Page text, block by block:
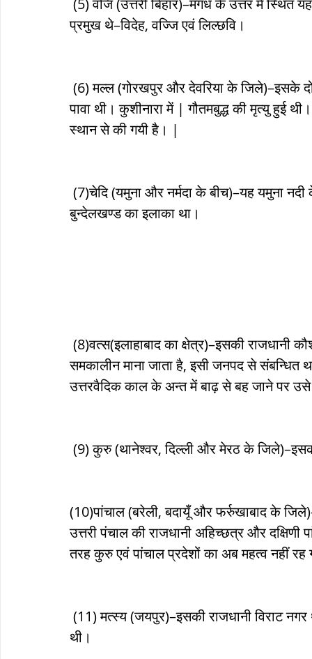
प्रमुख थे–विदेह, वज्जि एवं लिल्छवि।
पावा थी। कुशीनारा में | गौतमबुद्ध की मृत्यु हुई
स्थान से की गयी है। |
बुन्देलखण्ड का इलाका था।
समकालीन माना जाता है, इसी जनपद से
उत्तरवैदिक काल के अन्त में बाढ़ से बह जाने पर
(9) कुरु (थानेश्वर, दिल्ली और मेरठ के
(10)पांचाल (बरेली, बदायूँ और फर्रुखाबाद के
उत्तरी पंचाल की राजधानी अहिच्छत्र और
तरह कुरु एवं पांचाल प्रदेशों का अब महत्व नहीं रह
थी।